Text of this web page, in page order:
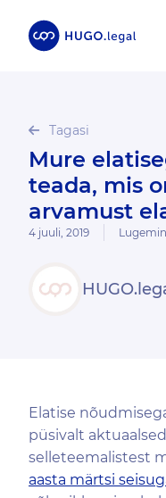
Tagasi
Mure elatisega? Saa
teada, mis
arvamust
4 juuli, 2019
Elatise
püsivalt
selleteemalistest
aasta märtsi